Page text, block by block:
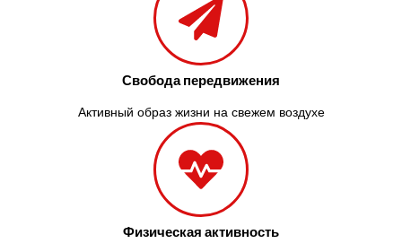
Свобода передвижения
Активный образ жизни на свежем воздухе
Физическая активность